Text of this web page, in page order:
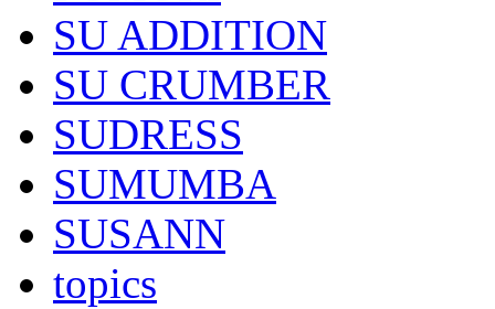
SU ADDITION
SU CRUMBER
SUDRESS
SUMUMBA
SUSANN
topics